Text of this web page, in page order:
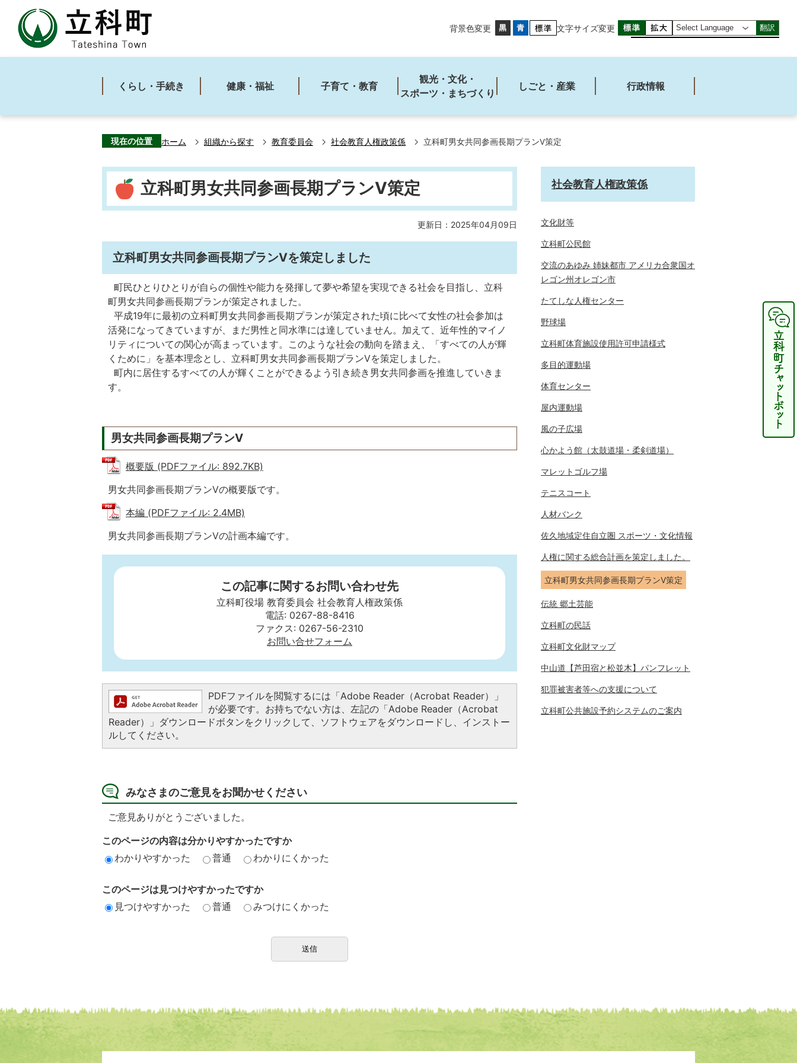
背景色変更 文字サイズ変更 翻訳
くらし・手続き 健康・福祉 子育て・教育
観光・文化・
スポーツ・まちづくり
しごと・産業 行政情報
現在の位置 ホーム 組織から探す 教育委員会 社会教育人権政策係 立科町男女共同参画長期プランV策定
立科町男女共同参画長期プランV策定
更新日：2025年04月09日
立科町男女共同参画長期プランVを策定しました
町民ひとりひとりが自らの個性や能力を発揮して夢や希望を実現できる社会を目指し、立科
町男女共同参画長期プランが策定されました。
平成19年に最初の立科町男女共同参画長期プランが策定された頃に比べて女性の社会参加は
活発になってきていますが、まだ男性と同水準には達していません。加えて、近年性的マイノ
リティについての関心が高まっています。このような社会の動向を踏まえ、「すべての人が輝
くために」を基本理念とし、立科町男女共同参画長期プランVを策定しました。
町内に居住するすべての人が輝くことができるよう引き続き男女共同参画を推進していきま
す。
男女共同参画長期プランV
概要版 (PDFファイル: 892.7KB)
男女共同参画長期プランVの概要版です。
本編 (PDFファイル: 2.4MB)
男女共同参画長期プランVの計画本編です。
この記事に関するお問い合わせ先
立科町役場 教育委員会 社会教育人権政策係
電話: 0267-88-8416
ファクス: 0267-56-2310
お問い合せフォーム
PDFファイルを閲覧するには「Adobe Reader（Acrobat Reader）」
が必要です。お持ちでない方は、左記の「Adobe Reader（Acrobat
Reader）」ダウンロードボタンをクリックして、ソフトウェアをダウンロードし、インストー
ルしてください。
みなさまのご意見をお聞かせください
ご意見ありがとうございました。
このページの内容は分かりやすかったですか
わかりやすかった
普通 わかりにくかった
このページは見つけやすかったですか
見つけやすかった
普通 みつけにくかった
社会教育人権政策係
文化財等
立科町公民館
交流のあゆみ 姉妹都市 アメリカ合衆国オ
レゴン州オレゴン市
たてしな人権センター
野球場
立科町体育施設使用許可申請様式
多目的運動場
体育センター
屋内運動場
風の子広場
心かよう館（太鼓道場・柔剣道場）
マレットゴルフ場
テニスコート
人材バンク
佐久地域定住自立圏 スポーツ・文化情報
人権に関する総合計画を策定しました。
立科町男女共同参画長期プランV策定
伝統 郷土芸能
立科町の民話
立科町文化財マップ
中山道【芦田宿と松並木】パンフレット
犯罪被害者等への支援について
立科町公共施設予約システムのご案内